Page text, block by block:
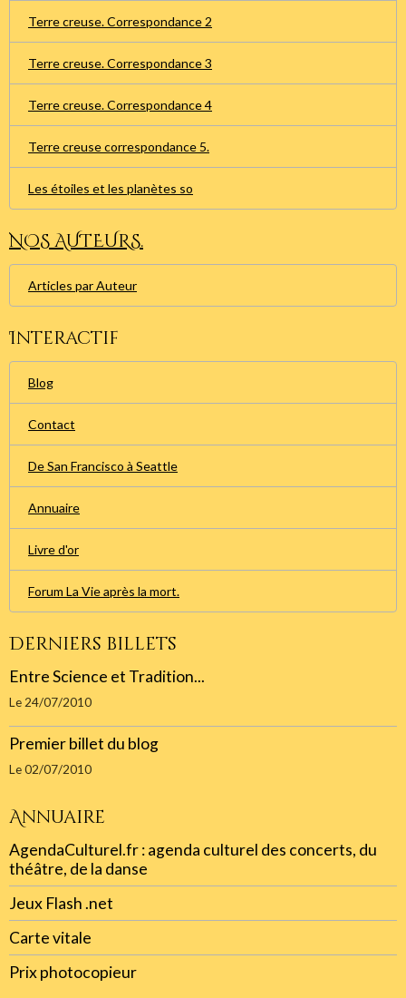
Terre creuse. Correspondance 2
Terre creuse. Correspondance 3
Terre creuse. Correspondance 4
Terre creuse correspondance 5.
Les étoiles et les planètes so
NOS AUTEURS.
Articles par Auteur
Interactif
Blog
Contact
De San Francisco à Seattle
Annuaire
Livre d'or
Forum La Vie après la mort.
Derniers billets
Entre Science et Tradition...
Le 24/07/2010
Premier billet du blog
Le 02/07/2010
Annuaire
AgendaCulturel.fr : agenda culturel des concerts, du
théâtre, de la danse
Jeux Flash .net
Carte vitale
Prix photocopieur